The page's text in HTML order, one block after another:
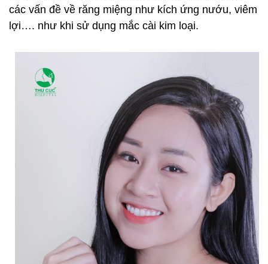
các vấn đề về răng miệng như kích ứng nướu, viêm
lợi…. như khi sử dụng mắc cài kim loại.